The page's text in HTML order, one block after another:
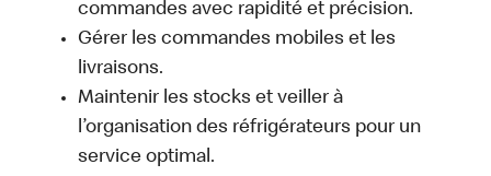
commandes avec rapidité et précision.
Gérer les commandes mobiles et les
livraisons.
Maintenir les stocks et veiller à
l’organisation des réfrigérateurs pour un
service optimal.